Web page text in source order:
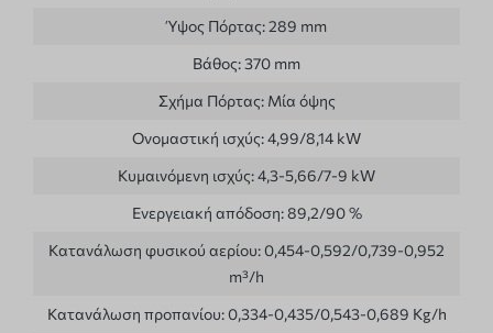
Ύψος Πόρτας:289 mm
Βάθος:370 mm
Σχήμα Πόρτας: Μία όψης
Ονομαστική ισχύς:4,99/8,14 kW
Κυμαινόμενη ισχύς:4,3-5,66/7-9 kW
Ενεργειακή απόδοση:89,2/90 %
Κατανάλωση φυσικού αερίου:0,454-0,592/0,739-0,952
m³/h
Κατανάλωση προπανίου:0,334-0,435/0,543-0,689 Kg/h